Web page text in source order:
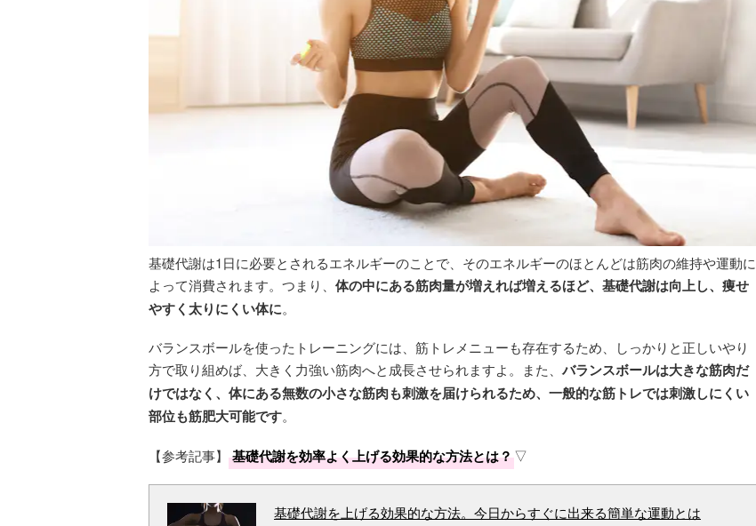
基礎代謝は1日に必要とされるエネルギーのことで、そのエネルギーのほとんどは筋肉の維持や運動に
よって消費されます。つまり、 体の中にある筋肉量が増えれば増えるほど、基礎代謝は向上し、痩せ
やすく太りにくい体に。
バランスボールを使ったトレーニングには、筋トレメニューも存在するため、しっかりと正しいやり
方で取り組めば、大きく力強い筋肉へと成長させられますよ。また、 バランスボールは大きな筋肉だ
けではなく、体にある無数の小さな筋肉も刺激を届けられるため、一般的な筋トレでは刺激しにくい
部位も筋肥大可能です。
【参考記事】 基礎代謝を効率よく上げる効果的な方法とは？▽
基礎代謝を上げる効果的な方法。今日からすぐに出来る簡単な運動とは